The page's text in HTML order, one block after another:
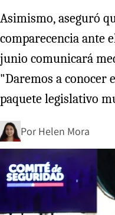
Asimismo, aseguró
comparecencia ante
junio comunicará
"Daremos a conocer
paquete legislativo
Por Helen Mora